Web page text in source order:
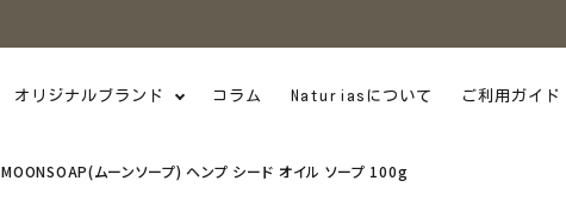
オリジナルブランド コラム Naturiasについて ご利用ガイド
MOONSOAP(ムーンソープ) ヘンプ シード オイル ソープ 100g